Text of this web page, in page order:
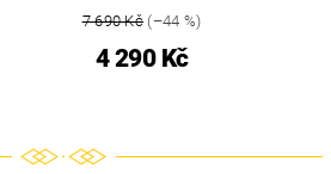
7 690 Kč(–44 %)
4 290 Kč